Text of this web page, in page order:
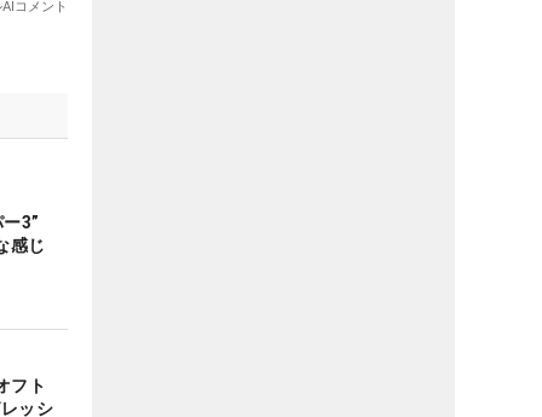
ー3”
感じ
フト
ッシ